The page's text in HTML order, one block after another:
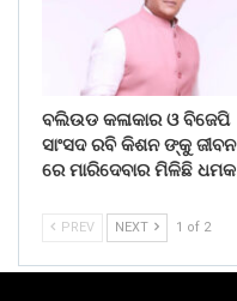
ବଲିଉଡ କଳାକାର ଓ ବିଜେପି
ସାଂସଦ ରବି କିଶନ ଙ୍କୁ ଜୀବନ
ରେ ମାରିଦେବାର ମିଳିଛି ଧମକ
PREV NEXT 1 of 2